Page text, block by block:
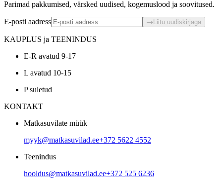
Parimad pakkumised, värsked uudised, kogemuslood ja soovitused.
E-posti aadress Liitu uudiskirjaga
KAUPLUS ja TEENINDUS
E-R avatud 9-17
L avatud 10-15
P suletud
KONTAKT
Matkasuvilate müük
myyk@matkasuvilad.ee+372 5622 4552
Teenindus
hooldus@matkasuvilad.ee+372 525 6236